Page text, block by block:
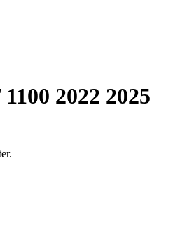
2022 2025